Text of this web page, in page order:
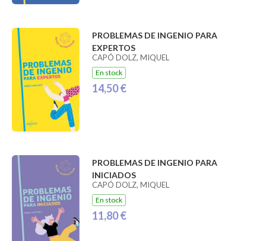
PROBLEMAS DE INGENIO PARA
EXPERTOS
CAPÓ DOLZ, MIQUEL
En stock
14,50 €
PROBLEMAS DE INGENIO PARA
INICIADOS
CAPÓ DOLZ, MIQUEL
En stock
11,80 €